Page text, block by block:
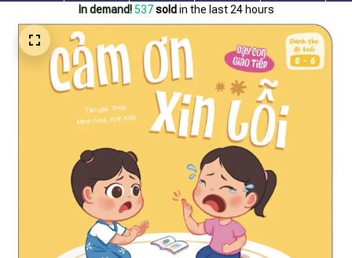
In demand! 540 sold in the last 24 hours